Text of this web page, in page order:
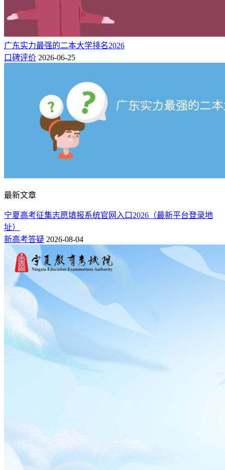
广东实力最强的二本大学排名2026
口碑评价 2026-06-25
最新文章
宁夏高考征集志愿填报系统官网入口2026（最新平台登录地
址）
新高考答疑 2026-08-04